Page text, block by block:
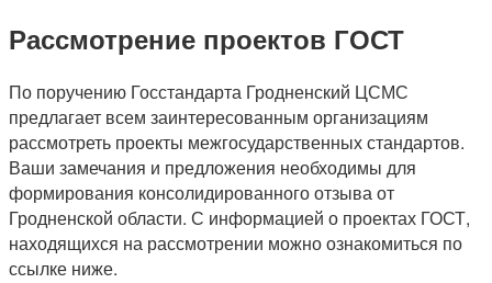
Рассмотрение проектов ГОСТ
По поручению Госстандарта Гродненский ЦСМС
предлагает всем заинтересованным организациям
рассмотреть проекты межгосударственных стандартов.
Ваши замечания и предложения необходимы для
формирования консолидированного отзыва от
Гродненской области. С информацией о проектах ГОСТ,
находящихся на рассмотрении можно ознакомиться по
ссылке ниже.